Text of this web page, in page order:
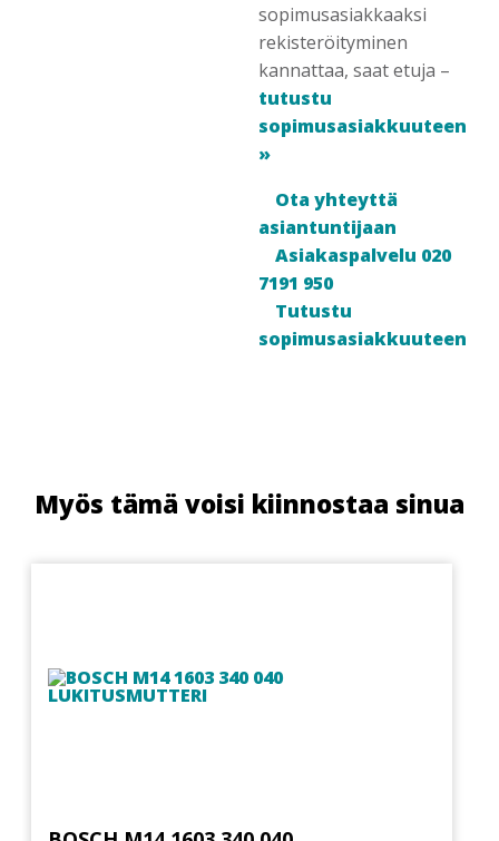
sopimusasiakkaaksi
rekisteröityminen
kannattaa, saat etuja –
tutustu
sopimusasiakkuuteen
»
Ota yhteyttä
asiantuntijaan
Asiakaspalvelu 020
7191 950
Tutustu
sopimusasiakkuuteen
Myös tämä voisi kiinnostaa sinua